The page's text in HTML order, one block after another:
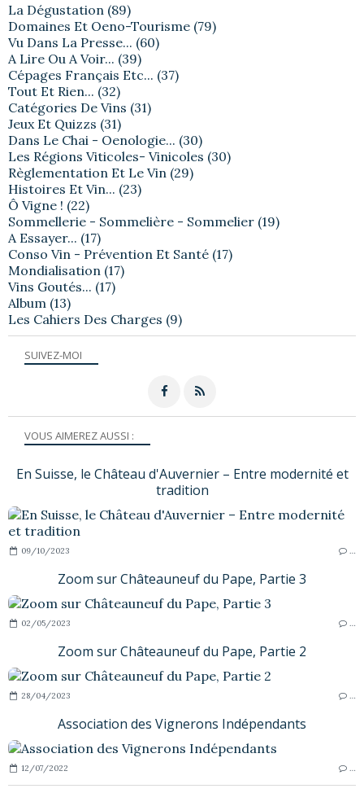
SUIVEZ-MOI
VOUS AIMEREZ AUSSI :
En Suisse, le Château d'Auvernier – Entre modernité et
tradition
09/10/2023
Zoom sur Châteauneuf du Pape, Partie 3
02/05/2023
Zoom sur Châteauneuf du Pape, Partie 2
28/04/2023
Association des Vignerons Indépendants
12/07/2022
La Dégustation (89)
Domaines Et Oeno-Tourisme (79)
Vu Dans La Presse... (60)
A Lire Ou A Voir... (39)
Cépages Français Etc... (37)
Tout Et Rien... (32)
Catégories De Vins (31)
Jeux Et Quizzs (31)
Dans Le Chai - Oenologie... (30)
Les Régions Viticoles- Vinicoles (30)
Règlementation Et Le Vin (29)
Histoires Et Vin... (23)
Ô Vigne ! (22)
Sommellerie - Sommelière - Sommelier (19)
A Essayer... (17)
Conso Vin - Prévention Et Santé (17)
Mondialisation (17)
Vins Goutés... (17)
Album (13)
Les Cahiers Des Charges (9)